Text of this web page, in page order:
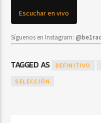
Escuchar en vivo
Síguenos en Instagram:
TAGGED AS DEFINITIVO
SELECCIÓN